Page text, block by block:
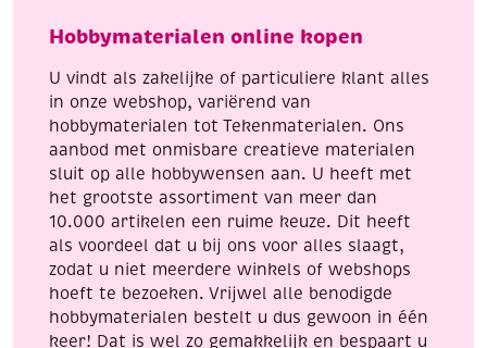
Hobbymaterialen online kopen
U vindt als zakelijke of particuliere klant alles
in onze webshop, variërend van
hobbymaterialen tot Tekenmaterialen. Ons
aanbod met onmisbare creatieve materialen
sluit op alle hobbywensen aan. U heeft met
het grootste assortiment van meer dan
10.000 artikelen een ruime keuze. Dit heeft
als voordeel dat u bij ons voor alles slaagt,
zodat u niet meerdere winkels of webshops
hoeft te bezoeken. Vrijwel alle benodigde
hobbymaterialen bestelt u dus gewoon in één
keer! Dat is wel zo gemakkelijk en bespaart u